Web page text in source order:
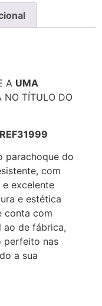
A UMA
NO TÍTULO DO
parachoque do
com
excelente
e estética
conta com
ao de fábrica,
perfeito nas
a sua